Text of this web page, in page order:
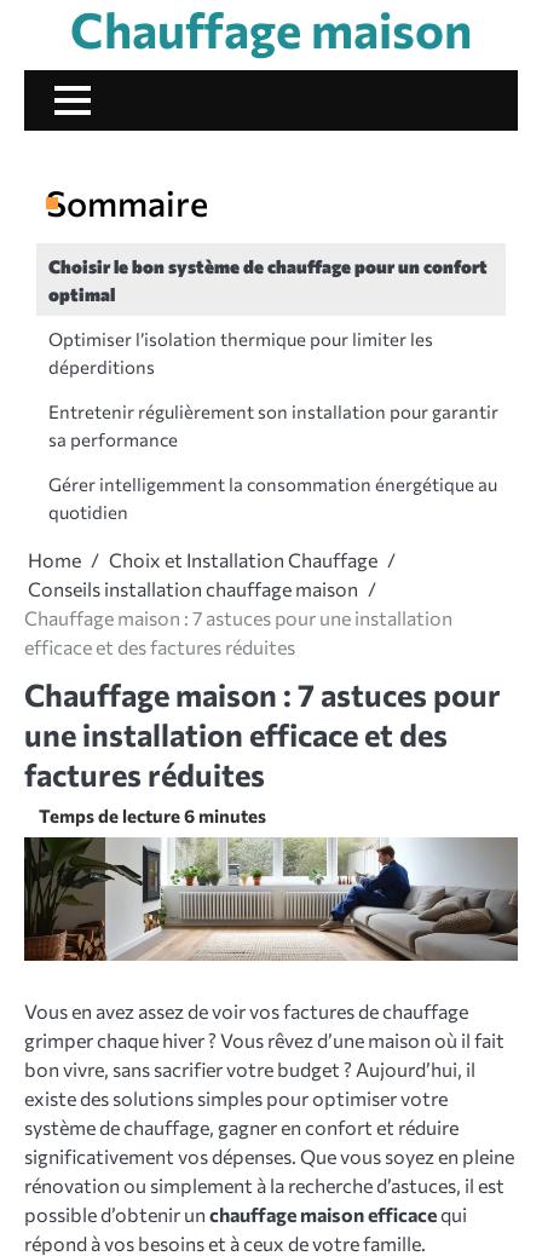
content
Chauffage maison
Home
Choix et Installation Chauffage
Conseils installation chauffage maison
Chauffage maison : 7 astuces pour une installation
efficace et des factures réduites
Chauffage maison : 7 astuces pour
une installation efficace et des
factures réduites
Vous en avez assez de voir vos factures de chauffage
grimper chaque hiver ? Vous rêvez d’une maison où il fait
bon vivre, sans sacrifier votre budget ? Aujourd’hui, il
existe des solutions simples pour optimiser votre
système de chauffage, gagner en confort et réduire
significativement vos dépenses. Que vous soyez en pleine
rénovation ou simplement à la recherche d’astuces, il est
possible d’obtenir un chauffage maison efficacequi
répond à vos besoins et à ceux de votre famille.
Sommaire
Choisir le bon système de chauffage pour un confort
optimal
Optimiser l’isolation thermique pour limiter les
déperditions
Entretenir régulièrement son installation pour garantir
sa performance
Gérer intelligemment la consommation énergétique au
quotidien